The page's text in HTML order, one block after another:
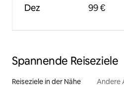
Dez 99 €
Spannende Reiseziele
Reiseziele in der Nähe Andere